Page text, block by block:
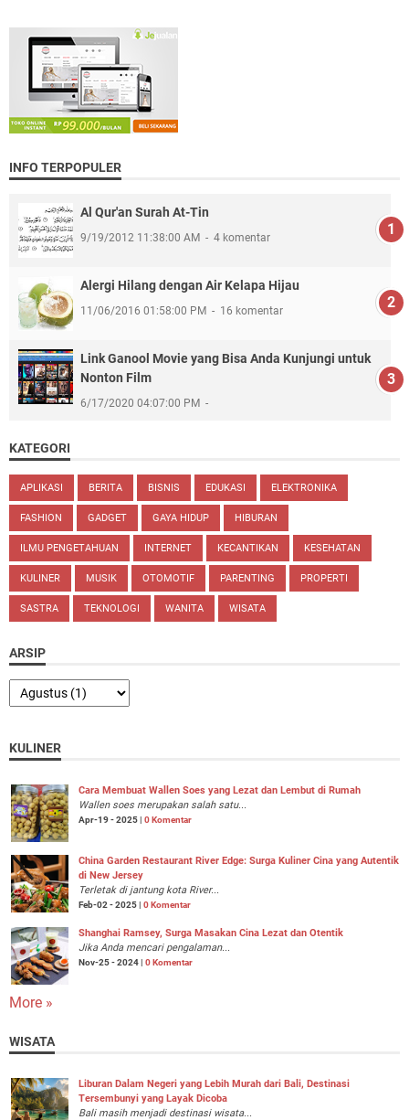
INFO TERPOPULER
Al Qur'an Surah At-Tin
9/19/2012 11:38:00 AM 4 komentar
Alergi Hilang dengan Air Kelapa Hijau
11/06/2016 01:58:00 PM 16 komentar
Link Ganool Movie yang Bisa Anda Kunjungi untuk
Nonton Film
6/17/2020 04:07:00 PM
KATEGORI
APLIKASI BERITA BISNIS EDUKASI ELEKTRONIKA
FASHION GADGET GAYA HIDUP HIBURAN
ILMU PENGETAHUAN INTERNET KECANTIKAN KESEHATAN
KULINER MUSIK OTOMOTIF PARENTING PROPERTI
SASTRA TEKNOLOGI WANITA WISATA
ARSIP
KULINER
Cara Membuat Wallen Soes yang Lezat dan Lembut di Rumah
Wallen soes merupakan salah satu...
Apr-19 - 2025 | 0 Komentar
China Garden Restaurant River Edge: Surga Kuliner Cina yang Autentik
di New Jersey
Terletak di jantung kota River...
Feb-02 - 2025 | 0 Komentar
Shanghai Ramsey, Surga Masakan Cina Lezat dan Otentik
Jika Anda mencari pengalaman...
Nov-25 - 2024 | 0 Komentar
More »
WISATA
Liburan Dalam Negeri yang Lebih Murah dari Bali, Destinasi
Tersembunyi yang Layak Dicoba
Bali masih menjadi destinasi wisata...